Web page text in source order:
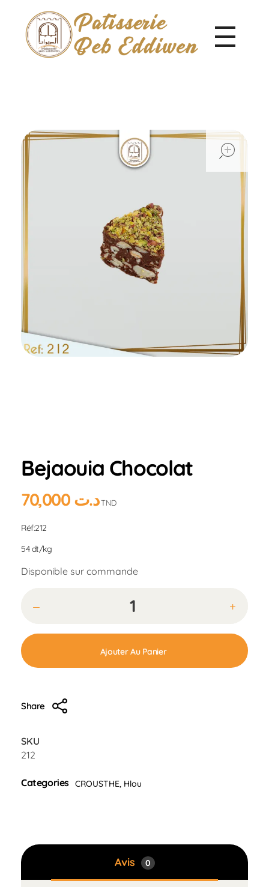
Bejaouia Chocolat
د.ت 70,000 TND
Réf:212
54 dt/kg
Disponible sur commande
Ajouter Au Panier
Share
SKU
212
Categories CROUSTHE, Hlou
Avis 0